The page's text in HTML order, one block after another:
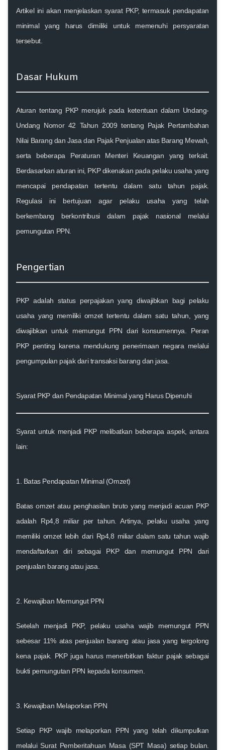
Artikel ini akan menjelaskan syarat PKP, termasuk pendapatan
minimal yang harus dimiliki untuk memenuhi persyaratan
tersebut.
Dasar Hukum
Aturan tentang PKP merujuk pada ketentuan dalam Undang-
Undang Nomor 42 Tahun 2009 tentang Pajak Pertambahan
Nilai Barang dan Jasa dan Pajak Penjualan atas Barang Mewah,
serta beberapa Peraturan Menteri Keuangan yang terkait.
Berdasarkan aturan ini, PKP dikenakan pada pelaku usaha yang
mencapai pendapatan tertentu dalam satu tahun pajak.
Regulasi ini bertujuan agar pelaku usaha yang telah
berkembang berkontribusi dalam pajak nasional melalui
pemungutan PPN.
Pengertian
PKP adalah status perpajakan yang diwajibkan bagi pelaku
usaha yang memiliki omzet tertentu dalam satu tahun, yang
diwajibkan untuk memungut PPN dari konsumennya. Peran
PKP penting karena mendukung penerimaan negara melalui
pengumpulan pajak dari transaksi barang dan jasa.
Syarat PKP dan Pendapatan Minimal yang Harus Dipenuhi
Syarat untuk menjadi PKP melibatkan beberapa aspek, antara
lain:
1. Batas Pendapatan Minimal (Omzet)
Batas omzet atau penghasilan bruto yang menjadi acuan PKP
adalah Rp4,8 miliar per tahun . Artinya, pelaku usaha yang
memiliki omzet lebih dari Rp4,8 miliar dalam satu tahun wajib
mendaftarkan diri sebagai PKP dan memungut PPN dari
penjualan barang atau jasa.
2. Kewajiban Memungut PPN
Setelah menjadi PKP, pelaku usaha wajib memungut PPN
sebesar 11% atas penjualan barang atau jasa yang tergolong
kena pajak. PKP juga harus menerbitkan faktur pajak sebagai
bukti pemungutan PPN kepada konsumen.
3. Kewajiban Melaporkan PPN
Setiap PKP wajib melaporkan PPN yang telah dikumpulkan
melalui Surat Pemberitahuan Masa (SPT Masa) setiap bulan.